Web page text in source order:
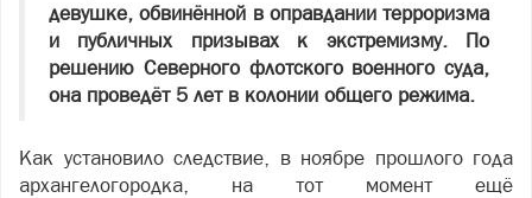
девушке, обвинённой в оправдании терроризма
и публичных призывах к экстремизму. По
решению Северного флотского военного суда,
она проведёт 5 лет в колонии общего режима.
Как установило следствие, в ноябре прошлого года
архангелогородка, на тот момент ещё